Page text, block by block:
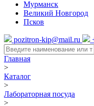
Мурманск
Великий Новгород
Псков
pozitron-kip@mail.ru
Главная
>
Каталог
>
Лабораторная посуда
>